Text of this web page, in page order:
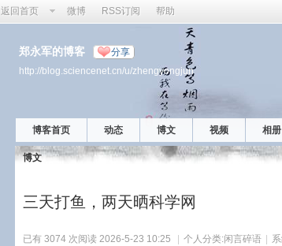
返回首页 微博 RSS订阅 帮助
郑永军的博客 分享
http://blog.sciencenet.cn/u/zhengyongjun
博客首页 动态 博文 视频 相册
博文
三天打鱼，两天晒科学网
已有 3074 次阅读 2026-5-23 10:25 个人分类:闲言碎语